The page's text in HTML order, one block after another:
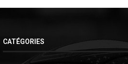
CATÉGORIES